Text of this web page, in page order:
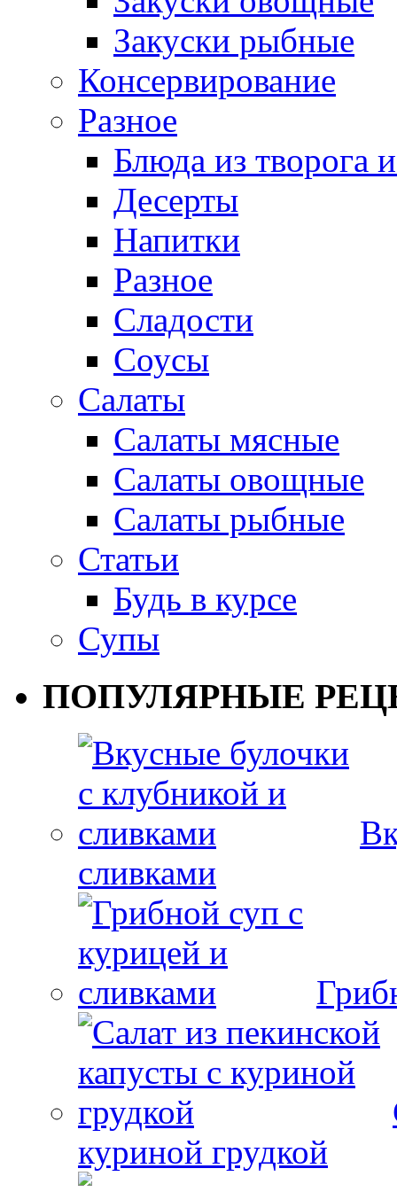
Закуски рыбные
Консервирование
Разное
Блюда из творога
Десерты
Напитки
Разное
Сладости
Соусы
Салаты
Салаты мясные
Салаты овощные
Салаты рыбные
Статьи
Будь в курсе
Супы
ПОПУЛЯРНЫЕ
сливками
куриной грудкой